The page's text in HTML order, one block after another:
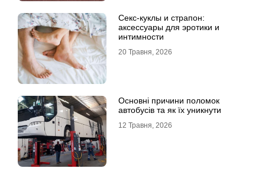
Секс-куклы и страпон:
аксессуары для эротики и
интимности
20 Травня, 2026
Основні причини поломок
автобусів та як їх уникнути
12 Травня, 2026